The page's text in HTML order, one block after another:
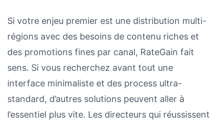
Si votre enjeu premier est une distribution multi-
régions avec des besoins de contenu riches et
des promotions fines par canal, RateGain fait
sens. Si vous recherchez avant tout une
interface minimaliste et des process ultra-
standard, d’autres solutions peuvent aller à
l’essentiel plus vite. Les directeurs qui réussissent